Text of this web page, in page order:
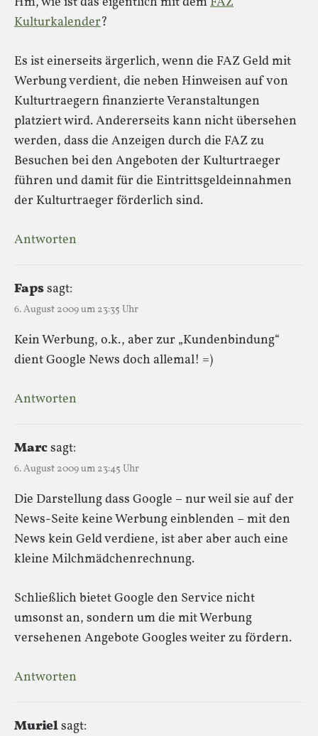
Kulturkalender?
Es ist einerseits ärgerlich, wenn die FAZ Geld mit
Werbung verdient, die neben Hinweisen auf von
Kulturtraegern finanzierte Veranstaltungen
platziert wird. Andererseits kann nicht übersehen
werden, dass die Anzeigen durch die FAZ zu
Besuchen bei den Angeboten der Kulturtraeger
führen und damit für die Eintrittsgeldeinnahmen
der Kulturtraeger förderlich sind.
Antworten
Fapssagt:
6. August 2009 um 23:35 Uhr
Kein Werbung, o.k., aber zur „Kundenbindung“
dient Google News doch allemal! =)
Antworten
Marcsagt:
6. August 2009 um 23:45 Uhr
Die Darstellung dass Google – nur weil sie auf der
News-Seite keine Werbung einblenden – mit den
News kein Geld verdiene, ist aber aber auch eine
kleine Milchmädchenrechnung.
Schließlich bietet Google den Service nicht
umsonst an, sondern um die mit Werbung
versehenen Angebote Googles weiter zu fördern.
Antworten
Murielsagt: